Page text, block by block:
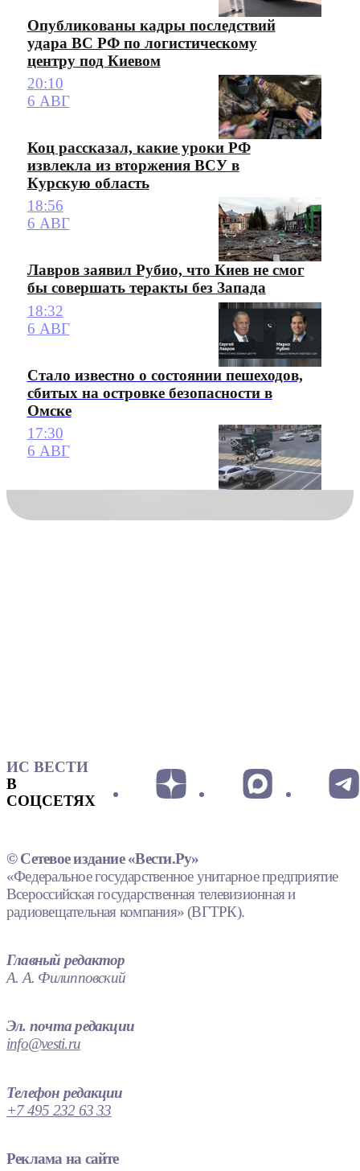
Опубликованы кадры последствий
удара ВС РФ по логистическому
центру под Киевом
20:10
6 АВГ
Коц рассказал, какие уроки РФ
извлекла из вторжения ВСУ в
Курскую область
18:56
6 АВГ
Лавров заявил Рубио, что Киев не смог
бы совершать теракты без Запада
18:32
6 АВГ
Стало известно о состоянии пешеходов,
сбитых на островке безопасности в
Омске
17:30
6 АВГ
ИС ВЕСТИ
В
СОЦСЕТЯХ
© Сетевое издание «Вести.Ру»
«Федеральное государственное унитарное предприятие
Всероссийская государственная телевизионная и
радиовещательная компания» (ВГТРК).
Главный редактор
А. А. Филипповский
Эл. почта редакции
info@vesti.ru
Телефон редакции
+7 495 232 63 33
Реклама на сайте